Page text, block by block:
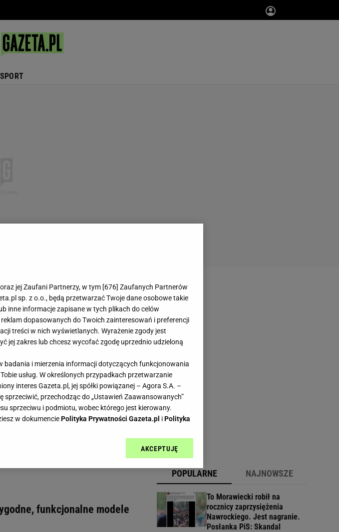
SPORT
funkcjonalne modele
POPULARNE NAJNOWSZE
To Morawiecki robił na
rocznicy zaprzysiężenia
Nawrockiego. Jest nagranie.
Posłanka PiS: Skandal
jej Zaufani Partnerzy, w tym [676] Zaufanych Partnerów
sp. z o.o., będą przetwarzać Twoje dane osobowe takie
inne informacje zapisane w tych plikach do celów
dopasowanych do Twoich zainteresowań i preferencji
treści w nich wyświetlanych. Wyrażenie zgody jest
jej zakres lub chcesz wycofać zgodę uprzednio udzieloną
badania i mierzenia informacji dotyczących funkcjonowania
usług. W określonych przypadkach przetwarzanie
interes Gazeta.pl, jej spółki powiązanej – Agora S.A. –
przechodząc do „Ustawień Zaawansowanych”
sprzeciwu i podmiotu, wobec którego jest kierowany.
w dokumenciePolityka Prywatności Gazeta.pl iPolityka
plików cookie Gazeta.pl sp. z o.o., jej
twoimi preferencjami dot. przetwarzania danych poprzez
do „Ustawień Zaawansowanych”. Zmiana ustawień
osobowe w następujących celach:
charakterystyki urządzenia do celów identyfikacji.
AKCEPTUJĘ